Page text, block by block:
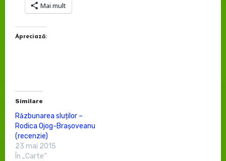
Mai mult
Apreciază:
Similare
Răzbunarea sluților –
Rodica Ojog-Brașoveanu
(recenzie)
23 mai 2015
În „Carte”